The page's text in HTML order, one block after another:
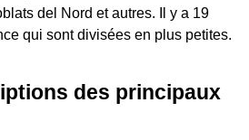
del Nord et autres. Il y a 19
qui sont divisées en plus petites.
des principaux